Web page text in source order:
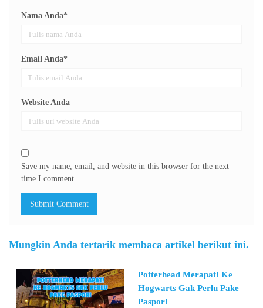
Nama Anda*
Email Anda*
Website Anda
Save my name, email, and website in this browser for the next
time I comment.
Mungkin Anda tertarik membaca artikel berikut ini.
Potterhead Merapat! Ke
Hogwarts Gak Perlu Pake
Paspor!